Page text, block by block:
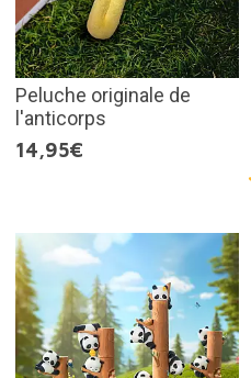
Peluche originale de
l'anticorps
14,95€